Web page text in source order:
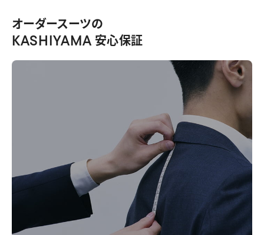
オーダースーツの
KASHIYAMA 安心保証